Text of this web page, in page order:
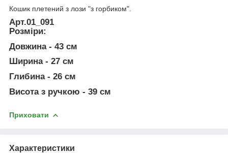
Кошик плетений з лози "з горбиком".
Арт.01_091
Розміри:
Довжина - 43 см
Ширина - 27 см
Глибина - 26 см
Висота з ручкою - 39 см
Приховати
Характеристики